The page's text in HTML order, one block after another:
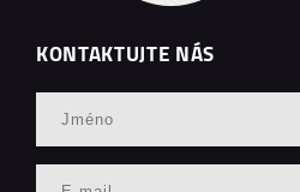
KONTAKTUJTE NÁS